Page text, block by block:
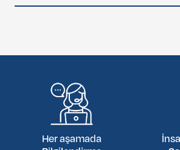
Her aşamada